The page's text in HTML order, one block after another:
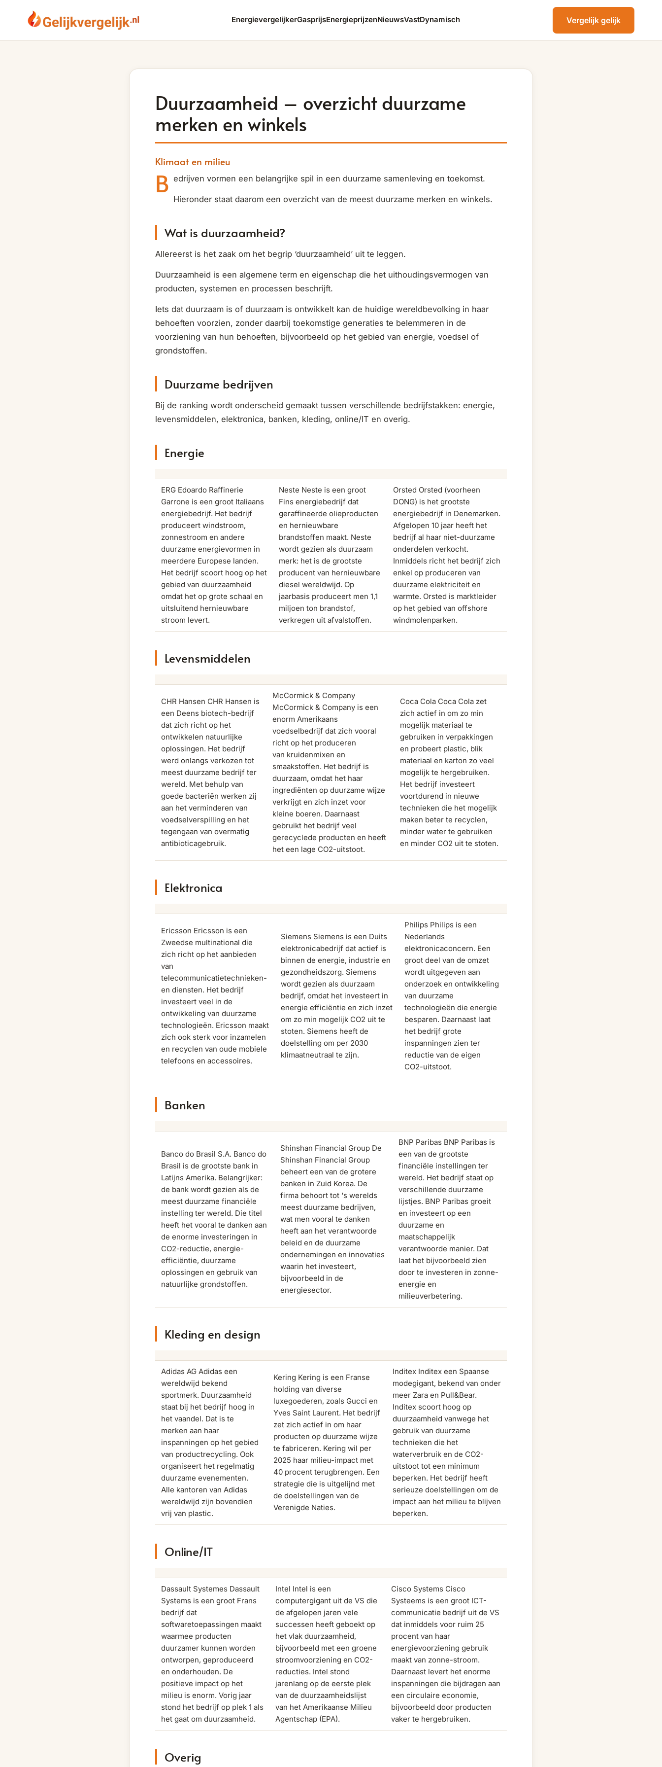
EnergievergelijkerGasprijsEnergieprijzenNieuwsVastDynamisch Vergelijk gelijk
Duurzaamheid – overzicht duurzame
merken en winkels
Klimaat en milieu
B edrijven vormen een belangrijke spil in een duurzame samenleving en toekomst.
Hieronder staat daarom een overzicht van de meest duurzame merken en winkels.
Wat is duurzaamheid?
Allereerst is het zaak om het begrip ‘duurzaamheid’ uit te leggen.
Duurzaamheid is een algemene term en eigenschap die het uithoudingsvermogen van
producten, systemen en processen beschrijft.
Iets dat duurzaam is of duurzaam is ontwikkelt kan de huidige wereldbevolking in haar
behoeften voorzien, zonder daarbij toekomstige generaties te belemmeren in de
voorziening van hun behoeften, bijvoorbeeld op het gebied van energie, voedsel of
grondstoffen.
Duurzame bedrijven
Bij de ranking wordt onderscheid gemaakt tussen verschillende bedrijfstakken: energie,
levensmiddelen, elektronica, banken, kleding, online/IT en overig.
Energie
ERG Edoardo Raffinerie
Garrone is een groot Italiaans
energiebedrijf. Het bedrijf
produceert windstroom,
zonnestroom en andere
duurzame energievormen in
meerdere Europese landen.
Het bedrijf scoort hoog op het
gebied van duurzaamheid
omdat het op grote schaal en
uitsluitend hernieuwbare
stroom levert.
Neste Neste is een groot
Fins energiebedrijf dat
geraffineerde olieproducten
en hernieuwbare
brandstoffen maakt. Neste
wordt gezien als duurzaam
merk: het is de grootste
producent van hernieuwbare
diesel wereldwijd. Op
jaarbasis produceert men 1,1
miljoen ton brandstof,
verkregen uit afvalstoffen.
Orsted Orsted (voorheen
DONG) is het grootste
energiebedrijf in Denemarken.
Afgelopen 10 jaar heeft het
bedrijf al haar niet-duurzame
onderdelen verkocht.
Inmiddels richt het bedrijf zich
enkel op produceren van
duurzame elektriciteit en
warmte. Orsted is marktleider
op het gebied van offshore
windmolenparken.
Levensmiddelen
CHR Hansen CHR Hansen is
een Deens biotech-bedrijf
dat zich richt op het
ontwikkelen natuurlijke
oplossingen. Het bedrijf
werd onlangs verkozen tot
meest duurzame bedrijf ter
wereld. Met behulp van
goede bacteriën werken zij
aan het verminderen van
voedselverspilling en het
tegengaan van overmatig
antibioticagebruik.
McCormick & Company
McCormick & Company is een
enorm Amerikaans
voedselbedrijf dat zich vooral
richt op het produceren
van kruidenmixen en
smaakstoffen. Het bedrijf is
duurzaam, omdat het haar
ingrediënten op duurzame wijze
verkrijgt en zich inzet voor
kleine boeren. Daarnaast
gebruikt het bedrijf veel
gerecyclede producten en heeft
het een lage CO2-uitstoot.
Coca Cola Coca Cola zet
zich actief in om zo min
mogelijk materiaal te
gebruiken in verpakkingen
en probeert plastic, blik
materiaal en karton zo veel
mogelijk te hergebruiken.
Het bedrijf investeert
voortdurend in nieuwe
technieken die het mogelijk
maken beter te recyclen,
minder water te gebruiken
en minder CO2 uit te stoten.
Elektronica
Ericsson Ericsson is een
Zweedse multinational die
zich richt op het aanbieden
van
telecommunicatietechnieken-
en diensten. Het bedrijf
investeert veel in de
ontwikkeling van duurzame
technologieën. Ericsson maakt
zich ook sterk voor inzamelen
en recyclen van oude mobiele
telefoons en accessoires.
Siemens Siemens is een Duits
elektronicabedrijf dat actief is
binnen de energie, industrie en
gezondheidszorg. Siemens
wordt gezien als duurzaam
bedrijf, omdat het investeert in
energie efficiëntie en zich inzet
om zo min mogelijk CO2 uit te
stoten. Siemens heeft de
doelstelling om per 2030
klimaatneutraal te zijn.
Philips Philips is een
Nederlands
elektronicaconcern. Een
groot deel van de omzet
wordt uitgegeven aan
onderzoek en ontwikkeling
van duurzame
technologieën die energie
besparen. Daarnaast laat
het bedrijf grote
inspanningen zien ter
reductie van de eigen
CO2-uitstoot.
Banken
Banco do Brasil S.A. Banco do
Brasil is de grootste bank in
Latijns Amerika. Belangrijker:
de bank wordt gezien als de
meest duurzame financiële
instelling ter wereld. Die titel
heeft het vooral te danken aan
de enorme investeringen in
CO2-reductie, energie-
efficiëntie, duurzame
oplossingen en gebruik van
natuurlijke grondstoffen.
Shinshan Financial Group De
Shinshan Financial Group
beheert een van de grotere
banken in Zuid Korea. De
firma behoort tot ‘s werelds
meest duurzame bedrijven,
wat men vooral te danken
heeft aan het verantwoorde
beleid en de duurzame
ondernemingen en innovaties
waarin het investeert,
bijvoorbeeld in de
energiesector.
BNP Paribas BNP Paribas is
een van de grootste
financiële instellingen ter
wereld. Het bedrijf staat op
verschillende duurzame
lijstjes. BNP Paribas groeit
en investeert op een
duurzame en
maatschappelijk
verantwoorde manier. Dat
laat het bijvoorbeeld zien
door te investeren in zonne-
energie en
milieuverbetering.
Kleding en design
Adidas AG Adidas een
wereldwijd bekend
sportmerk. Duurzaamheid
staat bij het bedrijf hoog in
het vaandel. Dat is te
merken aan haar
inspanningen op het gebied
van productrecycling. Ook
organiseert het regelmatig
duurzame evenementen.
Alle kantoren van Adidas
wereldwijd zijn bovendien
vrij van plastic.
Kering Kering is een Franse
holding van diverse
luxegoederen, zoals Gucci en
Yves Saint Laurent. Het bedrijf
zet zich actief in om haar
producten op duurzame wijze
te fabriceren. Kering wil per
2025 haar milieu-impact met
40 procent terugbrengen. Een
strategie die is uitgelijnd met
de doelstellingen van de
Verenigde Naties.
Inditex Inditex een Spaanse
modegigant, bekend van onder
meer Zara en Pull&Bear.
Inditex scoort hoog op
duurzaamheid vanwege het
gebruik van duurzame
technieken die het
waterverbruik en de CO2-
uitstoot tot een minimum
beperken. Het bedrijf heeft
serieuze doelstellingen om de
impact aan het milieu te blijven
beperken.
Online/IT
Dassault Systemes Dassault
Systems is een groot Frans
bedrijf dat
softwaretoepassingen maakt
waarmee producten
duurzamer kunnen worden
ontworpen, geproduceerd
en onderhouden. De
positieve impact op het
milieu is enorm. Vorig jaar
stond het bedrijf op plek 1 als
het gaat om duurzaamheid.
Intel Intel is een
computergigant uit de VS die
de afgelopen jaren vele
successen heeft geboekt op
het vlak duurzaamheid,
bijvoorbeeld met een groene
stroomvoorziening en CO2-
reducties. Intel stond
jarenlang op de eerste plek
van de duurzaamheidslijst
van het Amerikaanse Milieu
Agentschap (EPA).
Cisco Systems Cisco
Systeems is een groot ICT-
communicatie bedrijf uit de VS
dat inmiddels voor ruim 25
procent van haar
energievoorziening gebruik
maakt van zonne-stroom.
Daarnaast levert het enorme
inspanningen die bijdragen aan
een circulaire economie,
bijvoorbeeld door producten
vaker te hergebruiken.
Overig